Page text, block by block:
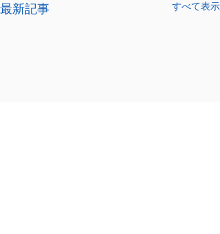
最新記事 すべて表示